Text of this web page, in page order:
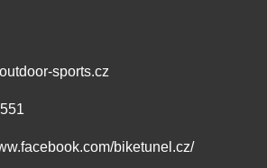
outdoor-sports.cz
biketunel.cz/